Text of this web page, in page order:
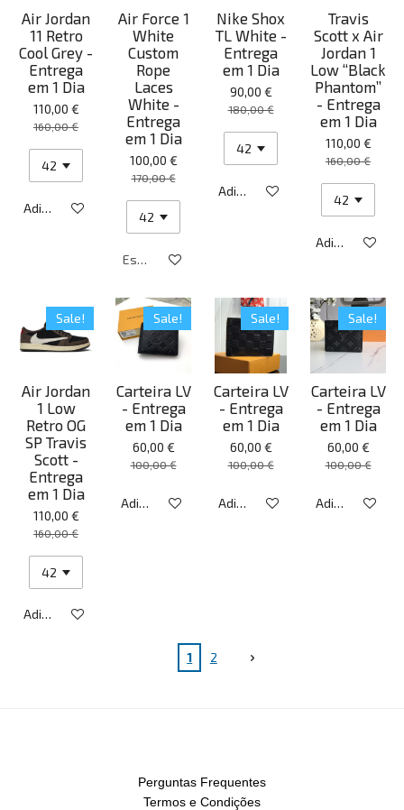
Air Jordan
11 Retro
Cool Grey -
Entrega
em 1 Dia
110,00 €
160,00 €
Adicionar ao carrinho
Air Force 1
White
Custom
Rope
Laces
White -
Entrega
em 1 Dia
100,00 €
170,00 €
Esgotado
Nike Shox
TL White -
Entrega
em 1 Dia
90,00 €
180,00 €
Adicionar ao carrinho
Travis
Scott x Air
Jordan 1
Low “Black
Phantom”
- Entrega
em 1 Dia
110,00 €
160,00 €
Adicionar ao
Sale!
Air Jordan
1 Low
Retro OG
SP Travis
Scott -
Entrega
em 1 Dia
110,00 €
160,00 €
Adicionar ao carrinho
Sale!
Carteira LV
- Entrega
em 1 Dia
60,00 €
100,00 €
Adicionar ao carrinho
Sale!
Carteira LV
- Entrega
em 1 Dia
60,00 €
100,00 €
Adicionar ao carrinho
Sale!
Carteira LV
- Entrega
em 1 Dia
60,00 €
100,00 €
Adicionar ao
1 2
Perguntas Frequentes
Termos e Condições